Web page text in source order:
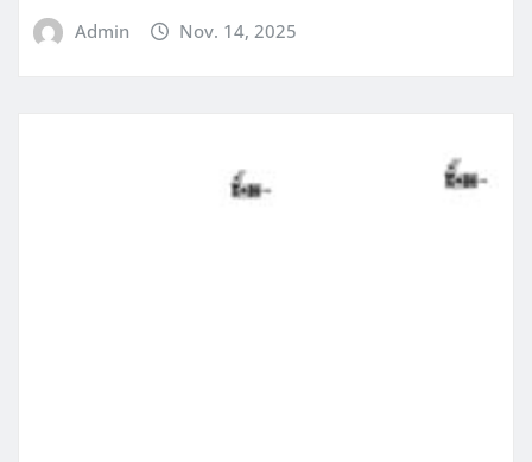
Admin Nov. 14, 2025